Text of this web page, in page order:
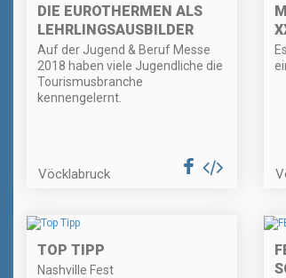
DIE EUROTHERMEN ALS
LEHRLINGSAUSBILDER
Auf der Jugend & Beruf Messe
2018 haben viele Jugendliche die
Tourismusbranche
kennengelernt.
Vöcklabruck
TOP TIPP
Nashville Fest